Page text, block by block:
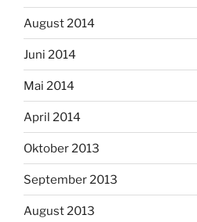
August 2014
Juni 2014
Mai 2014
April 2014
Oktober 2013
September 2013
August 2013